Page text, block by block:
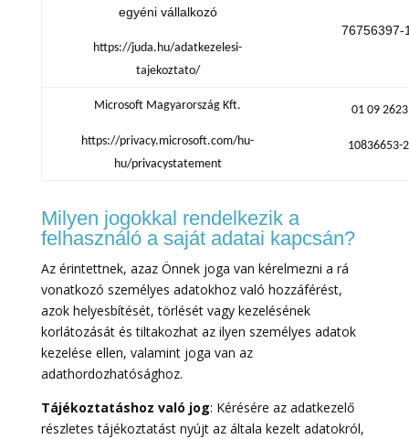
egyéni vállalkozó
https://juda.hu/adatkezelesi-
tajekoztato/
76756397-
Microsoft Magyarország Kft.
https://privacy.microsoft.com/hu-
hu/privacystatement
01 09
10836653-
Milyen jogokkal rendelkezik a
felhasználó a saját adatai kapcsán?
Az érintettnek, azaz Önnek joga van kérelmezni a rá
vonatkozó személyes adatokhoz való hozzáférést,
azok helyesbítését, törlését vagy kezelésének
korlátozását és tiltakozhat az ilyen személyes adatok
kezelése ellen, valamint joga van az
adathordozhatósághoz.
Tájékoztatáshoz való jog: Kérésére az adatkezelő
részletes tájékoztatást nyújt az általa kezelt adatokról,